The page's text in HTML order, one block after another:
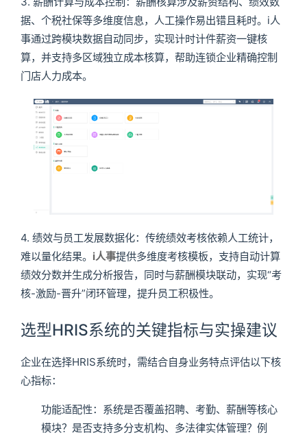
据、个税社保等多维度信息，人工操作易出错且耗时。i人
事通过跨模块数据自动同步，实现计时计件薪资一键核
算，并支持多区域独立成本核算，帮助连锁企业精确控制
门店人力成本。
4. 绩效与员工发展数据化：传统绩效考核依赖人工统计，
难以量化结果。 i人事提供多维度考核模板，支持自动计算
绩效分数并生成分析报告，同时与薪酬模块联动，实现“考
核-激励-晋升”闭环管理，提升员工积极性。
选型HRIS系统的关键指标与实操建议
企业在选择HRIS系统时，需结合自身业务特点评估以下核
心指标：
功能适配性：系统是否覆盖招聘、考勤、薪酬等核心
模块？是否支持多分支机构、多法律实体管理？例